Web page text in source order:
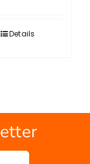
Details